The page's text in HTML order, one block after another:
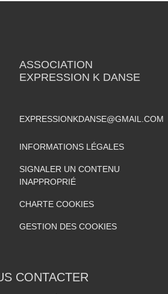
ASSOCIATION
EXPRESSION K DANSE
EXPRESSIONKDANSE@GMAIL.COM
INFORMATIONS LÉGALES
SIGNALER UN CONTENU
INAPPROPRIÉ
CHARTE COOKIES
GESTION DES COOKIES
CONTACTER